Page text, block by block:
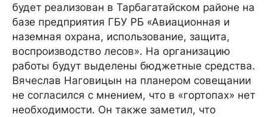
будет реализован в Тарбагатайском районе на
базе предприятия ГБУ РБ «Авиационная и
наземная охрана, использование, защита,
воспроизводство лесов». На организацию
работы будут выделены бюджетные средства.
Вячеслав Наговицын на планером совещании
не согласился с мнением, что в «гортопах» нет
необходимости. Он также заметил, что